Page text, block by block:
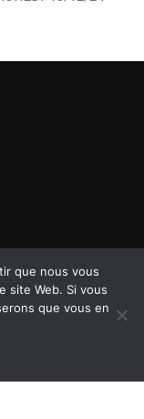
que nous vous
site Web. Si vous
que vous en